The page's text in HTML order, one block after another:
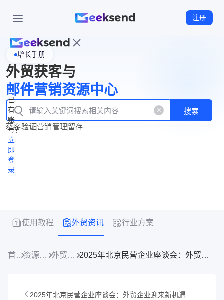
注册
页
WhatsApp
企业号
New
产
品
功
能
产
品
价
格
资
源
中
心
立
即
注
册
已
有
账
号？
立
即
登
录
增长手册
外贸获客与
邮件营销资源中心
搜索
获客验证营销管理留存
使用教程 外贸资讯 行业方案
首页 资源中心 外贸资讯 2025年北京民营企业座谈会：外贸企业迎来新机遇
2025年北京民营企业座谈会：外贸企业迎来新机遇